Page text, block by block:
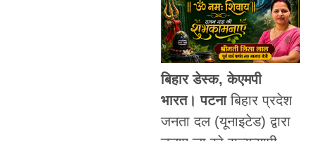
बिहार डेस्क, केएमपी
भारत। पटनाबिहार प्रदेश
जनता दल (यूनाइटेड) द्वारा